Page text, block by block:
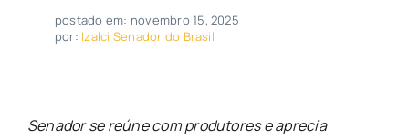
postado em: novembro 15, 2025
por: Izalci Senador do Brasil
Senador se reúne com produtores e aprecia